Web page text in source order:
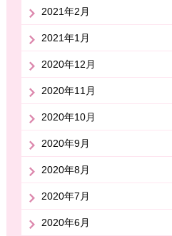
2021年2月
2021年1月
2020年12月
2020年11月
2020年10月
2020年9月
2020年8月
2020年7月
2020年6月